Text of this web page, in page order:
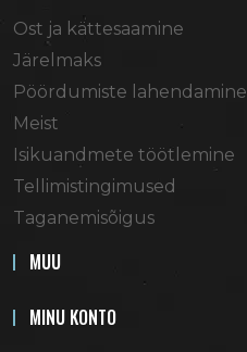
Ost ja kättesaamine
Järelmaks
Pöördumiste lahendamine
Meist
Isikuandmete töötlemine
Tellimistingimused
Taganemisõigus
MUU
MINU KONTO